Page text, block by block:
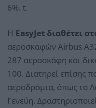
6%. t.
Η EasyJet διαθέτει
αεροσκαφών Airbus
287 αεροσκάφη και
100. Διατηρεί επίσης
αεροδρόμια, όπως το
Γενεύη.